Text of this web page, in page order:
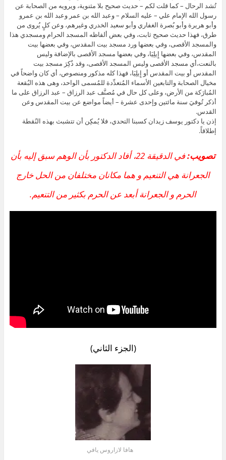
تُشد الرحال – كما قلت لكم – حديث صحيح بلا مثنوية، ويرويه من الصحابة عن
رسول الله الإمام علي – عليه السلام – وعبد الله بن عمر وعبد الله بن عمرو
وأبو هريرة وأبو بُصرة الغفاري وأبو سعيد الخدري وغيرهم، وعن كلٍ يُروى من
طرق، فهذا حديث صحيح ثابت، وفي بعض ألفاظه المسجد الحرام ومسجدي هذا
والمسجد الأقصى، وفي بعضها ورد مسجد بيت المقدس، وفي بعضها بيت
المقدس، وفي بعضها إِيلِيَا، وفي بعضها مسجد الأقصى بالإضافة وليس
بالنعت،أي مسجد الأقصى وليس المسجد الأقصى، وقد ذُكِرَ مسجد بيت
المقدس أو بيت المقدس أو إِيلِيَا، فهذا كله مذكور ومنصوص، أي كان واضحاً في
مخيال الصحابة والتابعين الأسماء المُتعدِّدة للمُسمى الواحد، وهى هذه البُقعة
المُبارَكة من الأرض، وعلى كل حال في مُصنَّف عبد الرزاق – عبد الرزاق على ما
أذكر تُوفيَ سنة مائتين وإحدى عشرة – أيضاً مواضع عن بيت المقدس وعن
القدس.
إذن يا دكتور يوسف زيدان كسبنا التحدي، فلا يُمكِن أن تتشبث بهذه النُقطة
إطلاقاً.
تصويب:
في الدقيقة 22، أفاد الدكتور بأن الوهم سبق إليه بأن
الجعرانة هي التنعيم و هما مكانان مختلفان من الحل خارج
الحرم و الجعرانة أبعد عن الحرم بكثير من التنعيم.
(الجزء الثاني)
هافا لازاروس يافي